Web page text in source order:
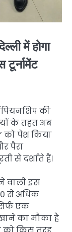
में होगा
टूर्नामेंट
की
के तहत अब
को पेश किया
पैरा
से दर्शाते हैं।
वाली इस
से अधिक
एक
का मौका है